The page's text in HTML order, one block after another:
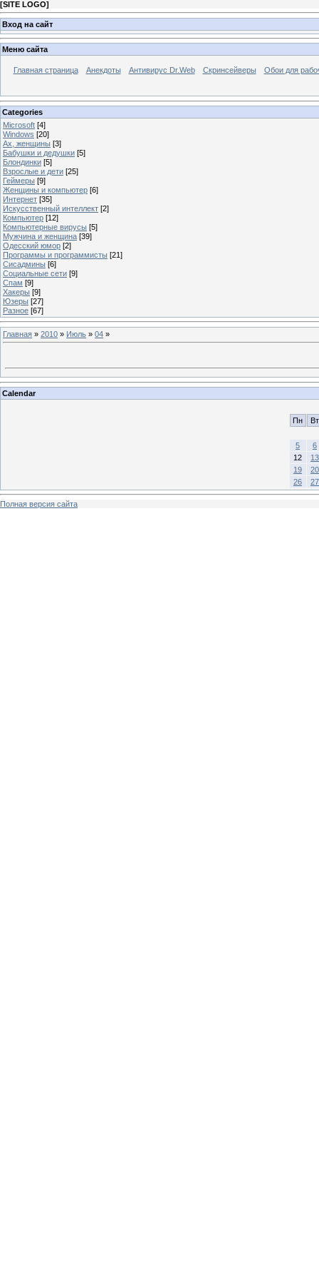
[SITE LOGO]
Вход на сайт
Меню сайта
Главная страница Анекдоты Антивирус Dr.Web Скринсейверы Обои для
Categories
Microsoft [4]
Windows [20]
Ах, женщины [3]
Бабушки и дедушки [5]
Блондинки [5]
Взрослые и дети [25]
Геймеры [9]
Женщины и компьютер [6]
Интернет [35]
Искусственный интеллект [2]
Компьютер [12]
Компьютерные вирусы [5]
Мужчина и женщина [39]
Одесский юмор [2]
Программы и программисты [21]
Сисадмины [6]
Социальные сети [9]
Спам [9]
Хакеры [9]
Юзеры [27]
Разное [67]
Главная » 2010 » Июль » 04 »
Calendar
Пн Вт
5
6
12
13
19
20
26
27
Полная версия сайта